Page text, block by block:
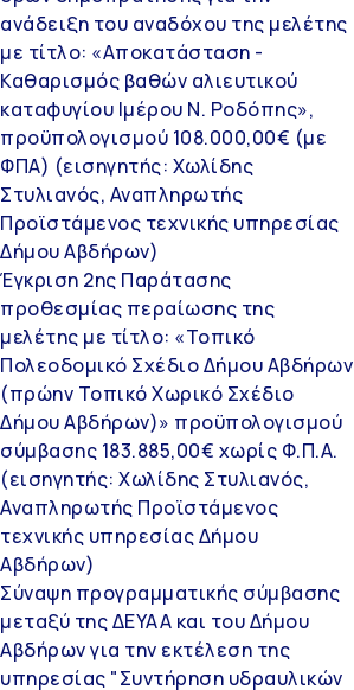
ανάδειξη του αναδόχου της μελέτης
με τίτλο: «Αποκατάσταση -
Καθαρισμός βαθών αλιευτικού
καταφυγίου Ιμέρου Ν. Ροδόπης»,
προϋπολογισμού 108.000,00€ (με
ΦΠΑ) (εισηγητής: Χωλίδης
Στυλιανός, Αναπληρωτής
Προϊστάμενος τεχνικής υπηρεσίας
Δήμου Αβδήρων)
Έγκριση 2ης Παράτασης
προθεσμίας περαίωσης της
μελέτης με τίτλο: «Τοπικό
Πολεοδομικό Σχέδιο Δήμου Αβδήρων
(πρώην Τοπικό Χωρικό Σχέδιο
Δήμου Αβδήρων)» προϋπολογισμού
σύμβασης 183.885,00€ χωρίς Φ.Π.Α.
(εισηγητής: Χωλίδης Στυλιανός,
Αναπληρωτής Προϊστάμενος
τεχνικής υπηρεσίας Δήμου
Αβδήρων)
Σύναψη προγραμματικής σύμβασης
μεταξύ της ΔΕΥΑΑ και του Δήμου
Αβδήρων για την εκτέλεση της
υπηρεσίας "Συντήρηση υδραυλικών